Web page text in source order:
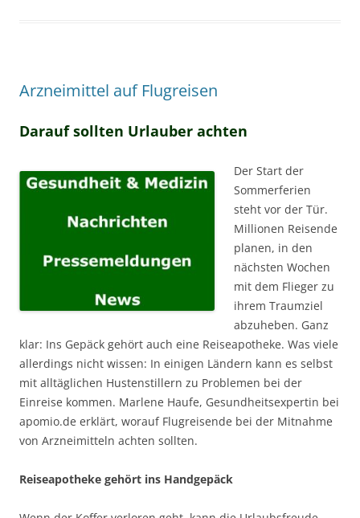
Arzneimittel auf Flugreisen
Darauf sollten Urlauber achten
Der Start der
Sommerferien
steht vor der Tür.
Millionen Reisende
planen, in den
nächsten Wochen
mit dem Flieger zu
ihrem Traumziel
abzuheben. Ganz
klar: Ins Gepäck gehört auch eine Reiseapotheke. Was viele
allerdings nicht wissen: In einigen Ländern kann es selbst
mit alltäglichen Hustenstillern zu Problemen bei der
Einreise kommen. Marlene Haufe, Gesundheitsexpertin bei
apomio.de erklärt, worauf Flugreisende bei der Mitnahme
von Arzneimitteln achten sollten.
Reiseapotheke gehört ins Handgepäck